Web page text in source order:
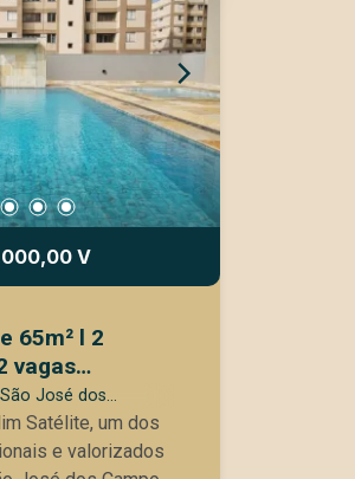
V
65m² l 2
vagas
Opções de
José dos
Satélite, um dos
e valorizados